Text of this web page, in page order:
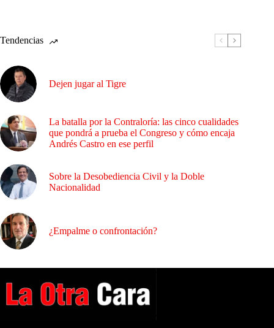
Tendencias
Dejen jugar al Tigre
La batalla por la Contraloría: las cinco cualidades
que pondrá a prueba el Congreso y cómo encaja
Andrés Castro en ese perfil
Sobre la Desobediencia Civil y la Doble
Nacionalidad
¿Empalme o confrontación?